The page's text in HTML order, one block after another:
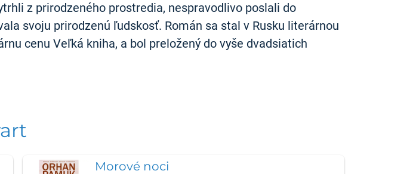
z prirodzeného prostredia, nespravodlivo poslali do
svoju prirodzenú ľudskosť. Román sa stal v Rusku literárnou
cenu Veľká kniha, a bol preložený do vyše dvadsiatich
Morové noci